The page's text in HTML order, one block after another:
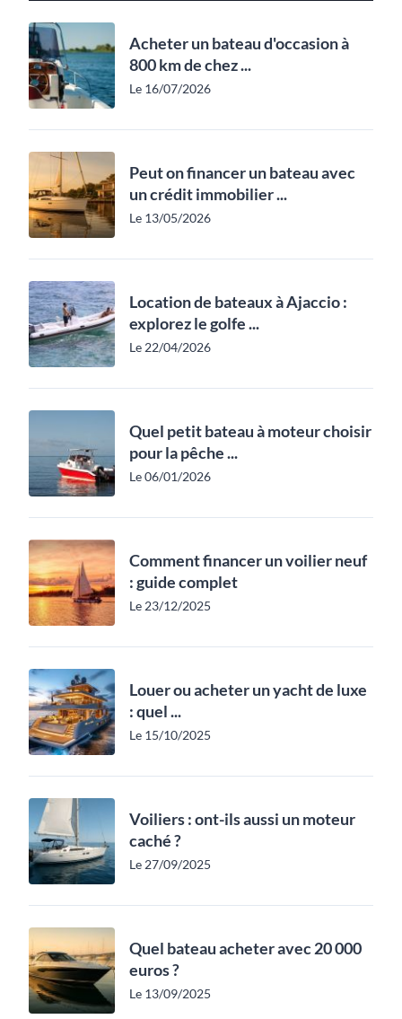
Acheter un bateau d'occasion à
800 km de chez ...
Le 16/07/2026
Peut on financer un bateau avec
un crédit immobilier ...
Le 13/05/2026
Location de bateaux à Ajaccio :
explorez le golfe ...
Le 22/04/2026
Quel petit bateau à moteur choisir
pour la pêche ...
Le 06/01/2026
Comment financer un voilier neuf
: guide complet
Le 23/12/2025
Louer ou acheter un yacht de luxe
: quel ...
Le 15/10/2025
Voiliers : ont-ils aussi un moteur
caché ?
Le 27/09/2025
Quel bateau acheter avec 20 000
euros ?
Le 13/09/2025